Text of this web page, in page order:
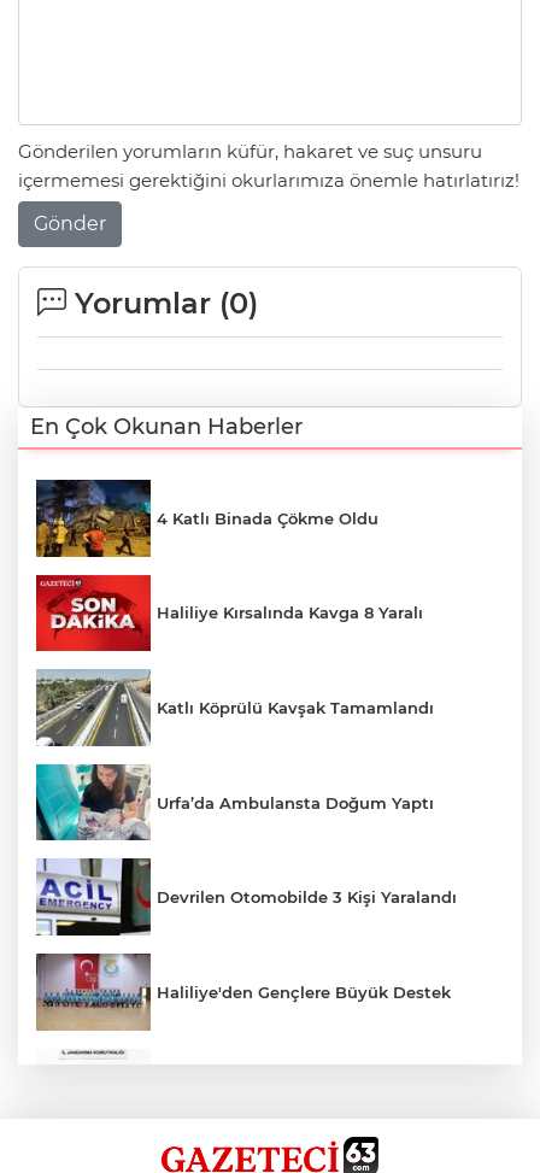
Gönderilen yorumların küfür, hakaret ve suç unsuru
içermemesi gerektiğini okurlarımıza önemle hatırlatırız!
Gönder
Yorumlar (0)
En Çok Okunan Haberler
4 Katlı Binada Çökme Oldu
Haliliye Kırsalında Kavga 8 Yaralı
Katlı Köprülü Kavşak Tamamlandı
Urfa’da Ambulansta Doğum Yaptı
Devrilen Otomobilde 3 Kişi Yaralandı
Haliliye'den Gençlere Büyük Destek